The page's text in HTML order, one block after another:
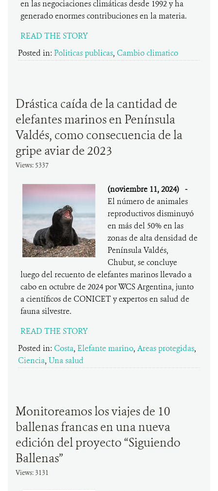
en las negociaciones climáticas desde 1992 y ha
generado enormes contribuciones en la materia.
READ THE STORY
Posted in: Politicas publicas, Cambio climatico
Drástica caída de la cantidad de
elefantes marinos en Península
Valdés, como consecuencia de la
gripe aviar de 2023
Views: 5337
(noviembre 11, 2024) -
El número de animales
reproductivos disminuyó
en más del 50% en las
zonas de alta densidad de
Península Valdés,
Chubut, se concluye
luego del recuento de elefantes marinos llevado a
cabo en octubre de 2024 por WCS Argentina, junto
a científicos de CONICET y expertos en salud de
fauna silvestre.
READ THE STORY
Posted in: Costa, Elefante marino, Areas protegidas,
Ciencia, Una salud
Monitoreamos los viajes de 10
ballenas francas en una nueva
edición del proyecto “Siguiendo
Ballenas”
Views: 3131